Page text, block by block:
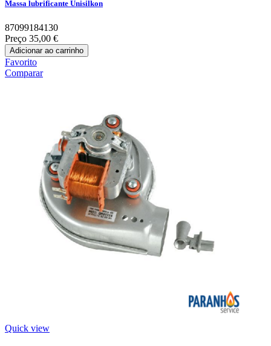
Massa lubrificante Unisilkon
87099184130
Preço 35,00 €
Adicionar ao carrinho
Favorito
Comparar
Quick view